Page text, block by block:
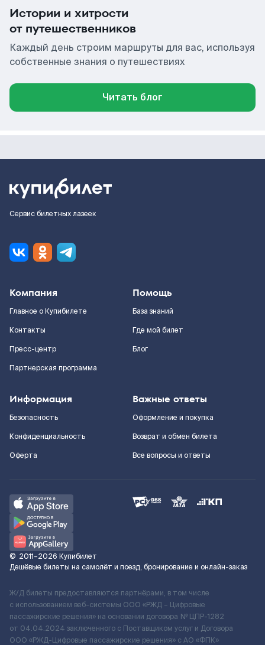
Истории и хитрости
от путешественников
Каждый день строим маршруты для вас, используя
собственные знания о путешествиях
Читать блог
Сервис билетных лазеек
Компания
Главное о Купибилете
Контакты
Пресс-центр
Партнерская программа
Помощь
База знаний
Где мой билет
Блог
Информация
Безопасность
Конфиденциальность
Оферта
Важные ответы
Оформление и покупка
Возврат и обмен билета
Все вопросы и ответы
© 2011–2026 Купибилет
Дешёвые билеты на самолёт и поезд, бронирование и онлайн-заказ
Ж/Д билеты предоставляются партнёрами, в том числе
с использованием веб-системы ООО «РЖД – Цифровые
пассажирские решения» на основании договора № ЦПР-1282
от 04.04.2024 заключенного с Поставщиком услуг и Договора
ООО «РЖД-Цифровые пассажирские решения» c АО «ФПК»